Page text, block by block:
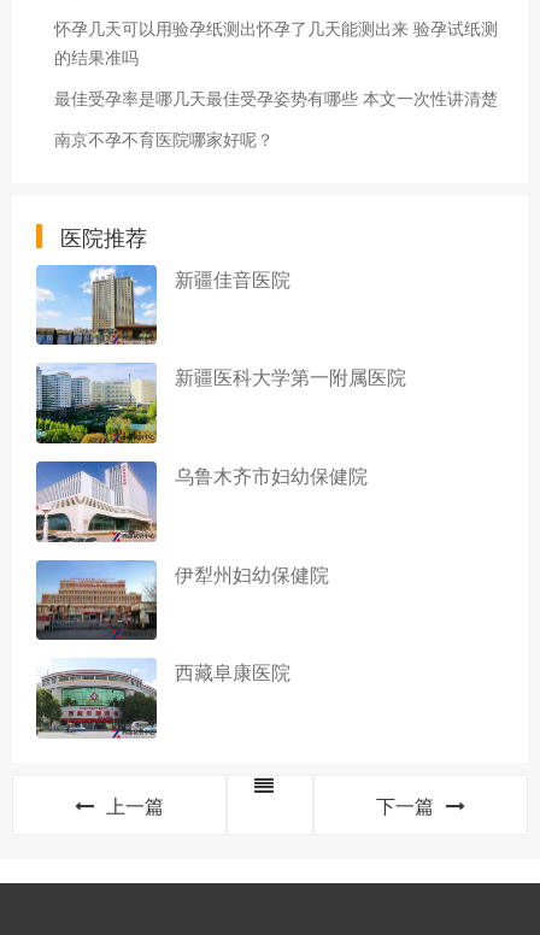
怀孕几天可以用验孕纸测出怀孕了几天能测出来 验孕试纸测
的结果准吗
最佳受孕率是哪几天最佳受孕姿势有哪些 本文一次性讲清楚
南京不孕不育医院哪家好呢？
医院推荐
新疆佳音医院
新疆医科大学第一附属医院
乌鲁木齐市妇幼保健院
伊犁州妇幼保健院
西藏阜康医院
上一篇 下一篇